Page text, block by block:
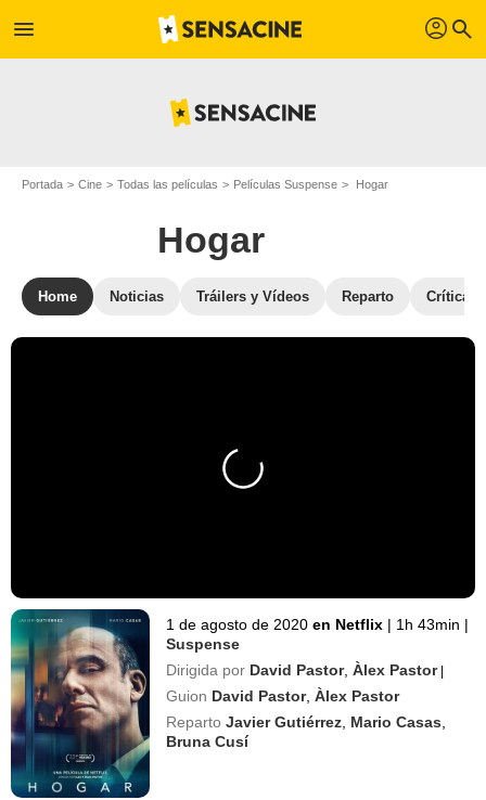
menu profil search
Portada Cine Todas las películas Películas Suspense Hogar
Hogar
Home Noticias Tráilers y Vídeos Reparto Críticas
1 de agosto de 2020 en Netflix | 1h 43min |
Suspense
Dirigida por David Pastor,Àlex Pastor |
Guion David Pastor,Àlex Pastor
Reparto Javier Gutiérrez Mario Casas
Bruna Cusí